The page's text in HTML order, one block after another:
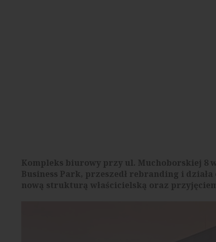
Kompleks biurowy przy ul. Muchoborskiej 8
Business Park, przeszedł rebranding i
nową strukturą właścicielską oraz